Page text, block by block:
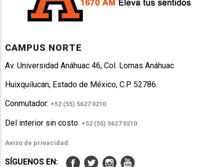
CAMPUS NORTE
Av. Universidad Anáhuac 46, Col. Lomas Anáhuac
Huixquilucan, Estado de México, C.P. 52786.
Conmutador: +52 (55) 5627 0210
Del interior sin costo: +52 (55) 5627 0210
Aviso de privacidad.
SÍGUENOS EN: